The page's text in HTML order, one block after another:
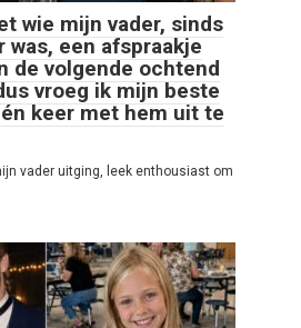
wie mijn vader, sinds
was, een afspraakje
de volgende ochtend
vroeg ik mijn beste
keer met hem uit te
vader uitging, leek enthousiast om